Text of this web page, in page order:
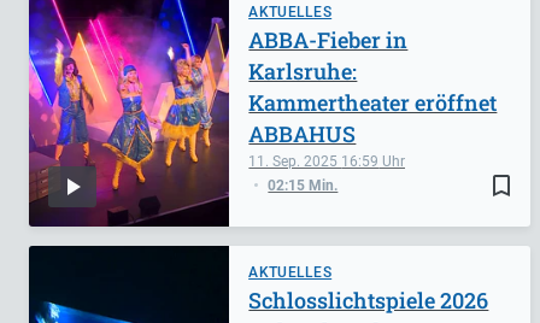
AKTUELLES
bookmark_border
11. Sep. 2025 16:59
02:15 Min.
ABBA-Fieber in
Karlsruhe:
Kammertheater eröffnet
ABBAHUS
AKTUELLES
Schlosslichtspiele 2026